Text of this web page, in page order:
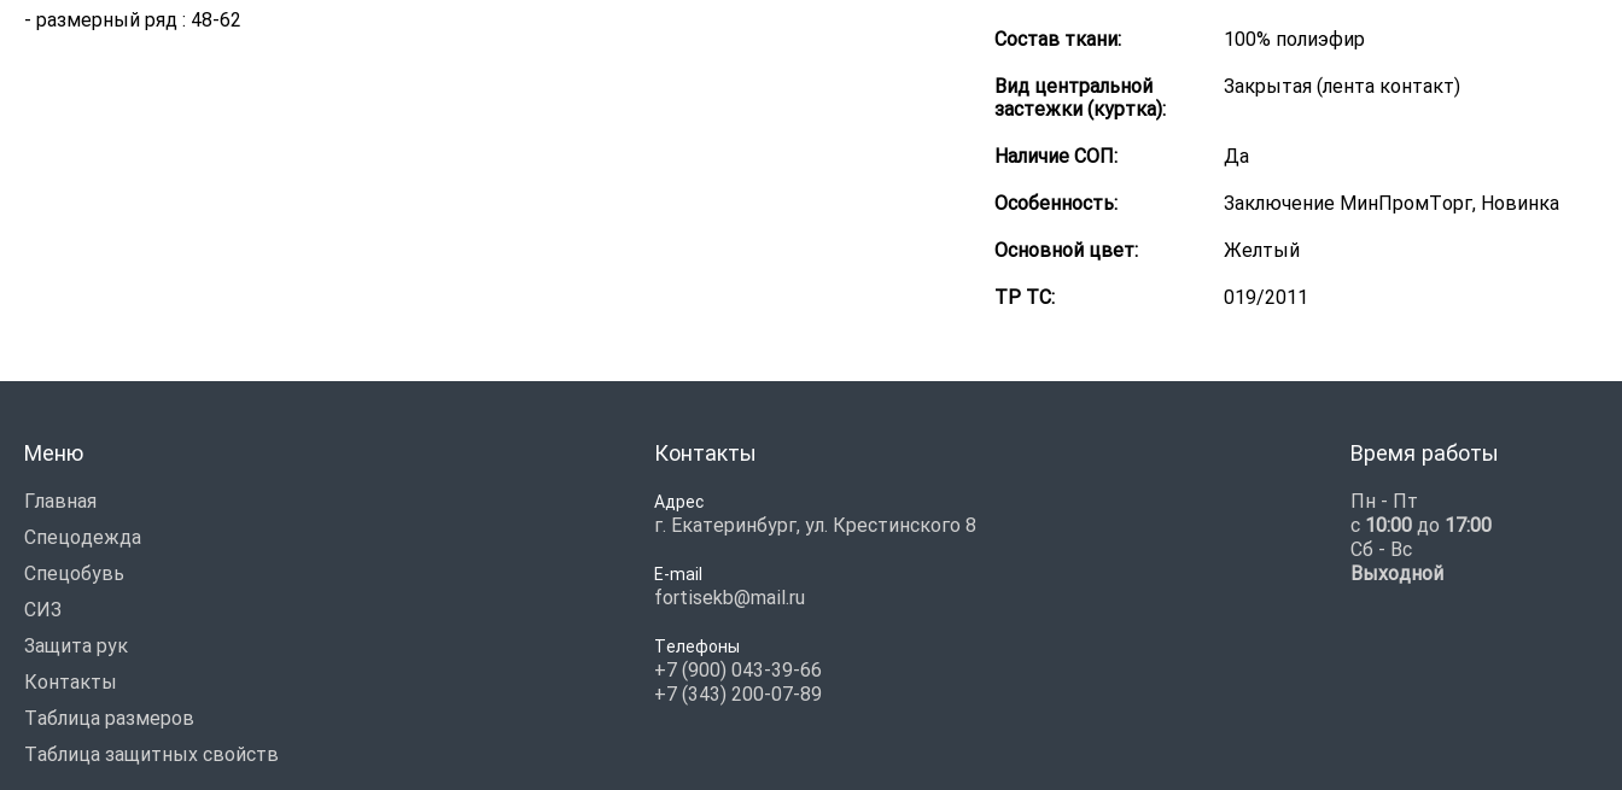
- размерный ряд : 48-62
Состав ткани: 100% полиэфир
Вид центральной
застежки (куртка):
Закрытая (лента контакт)
Наличие СОП: Да
Особенность: Заключение МинПромТорг, Новинка
Основной цвет: Желтый
ТР ТС: 019/2011
Меню
Главная
Спецодежда
Спецобувь
СИЗ
Защита рук
Контакты
Таблица размеров
Таблица защитных свойств
Контакты
Адрес
г. Екатеринбург, ул. Крестинского 8
E-mail
fortisekb@mail.ru
Телефоны
+7 (900) 043-39-66
+7 (343) 200-07-89
Время работы
Пн - Пт
с 10:00 до 17:00
Сб - Вс
Выходной